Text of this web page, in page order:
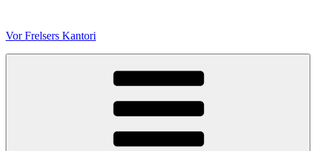
indhold
Vor Frelsers Kantori